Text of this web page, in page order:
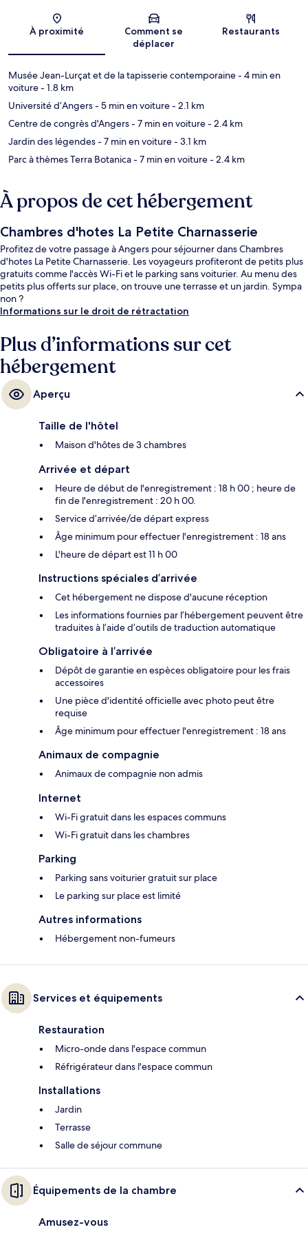
Carte
À proximité
Comment se
déplacer
Restaurants
Musée Jean-Lurçat et de la tapisserie contemporaine- 4 min en
voiture- 1.8 km
Université d’Angers- 5 min en voiture- 2.1 km
Centre de congrès d'Angers- 7 min en voiture- 2.4 km
Jardin des légendes- 7 min en voiture- 3.1 km
Parc à thèmes Terra Botanica- 7 min en voiture- 2.4 km
À propos de cet hébergement
Chambres d'hotes La Petite Charnasserie
Profitez de votre passage à Angers pour séjourner dans Chambres
d'hotes La Petite Charnasserie. Les voyageurs profiteront de petits plus
gratuits comme l'accès Wi-Fi et le parking sans voiturier. Au menu des
petits plus offerts sur place, on trouve une terrasse et un jardin. Sympa
non ?
Informations sur le droit de rétractation
Plus d’informations sur cet
hébergement
Aperçu
Taille de l'hôtel
Maison d'hôtes de 3 chambres
Arrivée et départ
Heure de début de l'enregistrement : 18 h 00 ; heure de
fin de l'enregistrement : 20 h 00.
Service d’arrivée/de départ express
Âge minimum pour effectuer l'enregistrement : 18 ans
L'heure de départ est 11 h 00
Instructions spéciales d’arrivée
Cet hébergement ne dispose d'aucune réception
Les informations fournies par l’hébergement peuvent être
traduites à l’aide d’outils de traduction automatique
Obligatoire à l’arrivée
Dépôt de garantie en espèces obligatoire pour les frais
accessoires
Une pièce d'identité officielle avec photo peut être
requise
Âge minimum pour effectuer l'enregistrement : 18 ans
Animaux de compagnie
Animaux de compagnie non admis
Internet
Wi-Fi gratuit dans les espaces communs
Wi-Fi gratuit dans les chambres
Parking
Parking sans voiturier gratuit sur place
Le parking sur place est limité
Autres informations
Hébergement non-fumeurs
Services et équipements
Restauration
Micro-onde dans l'espace commun
Réfrigérateur dans l'espace commun
Installations
Jardin
Terrasse
Salle de séjour commune
Équipements de la chambre
Amusez-vous